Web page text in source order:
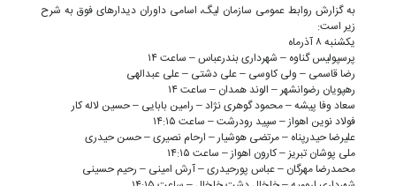
به گزارش روابط عمومی سازمان لیگ، اسامی داوران دیدارهای فوق به شرح
زیر است:
یکشنبه ۸ آذرماه
پرسپولیس گناوه – شهرداری بندرعباس – ساعت ۱۴
رضا قاسمی – ولی کاوسی – علی دشتی – علی عبدالهی
رهپویان رضوانشهر – الوند همدان – ساعت ۱۴
سعاد وفا پیشه – محمود گوهری نژاد – رامین بابایی – حسین لاله کار
فولاد نوین اهواز – سپید رودرشت – ساعت ۱۴:۱۵
علیرضا حیدرپناه – مرتضی هوشیار – ارحام نصیری – حسن حیدری
ملی پوشان تبریز – کارون اهواز – ساعت ۱۴:۱۵
محمدرضا مهرگان – عباس پورحیدری – آرش امینی – رحیم حسینی